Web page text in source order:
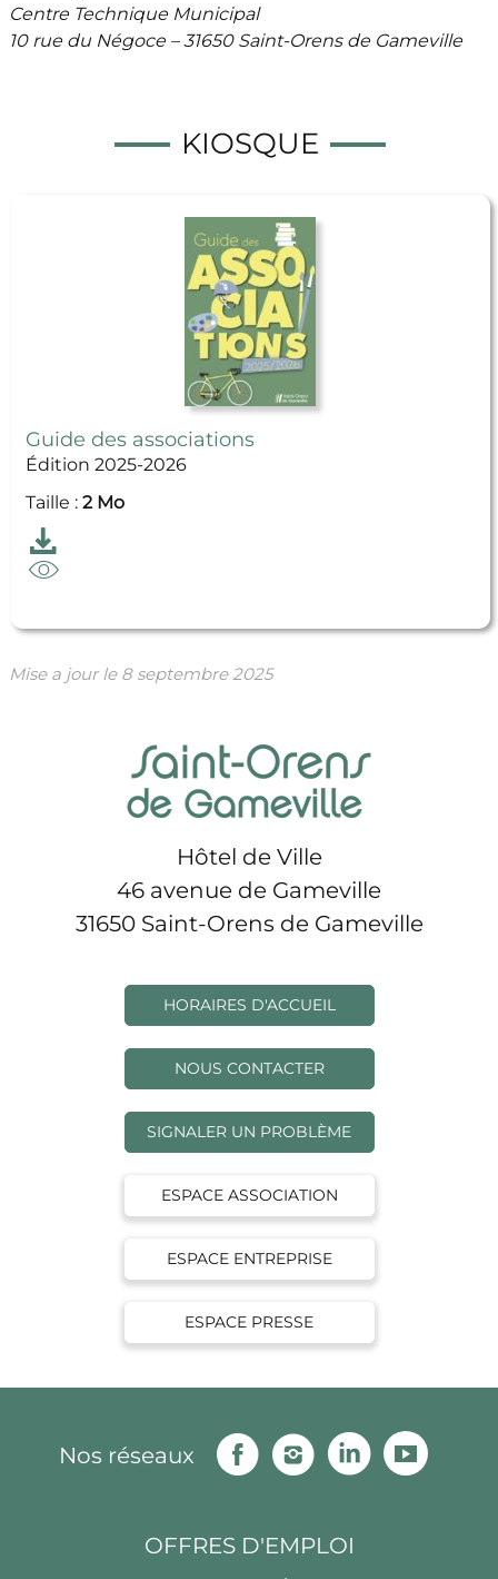
Centre Technique Municipal
10 rue du Négoce – 31650 Saint-Orens de Gameville
KIOSQUE
Guide des associations
Édition 2025-2026
Taille : 2 Mo
Télécharger
Feuilleter
Guide des associations
Mise a jour le 8 septembre 2025
Hôtel de Ville
46 avenue de Gameville
31650 Saint-Orens de Gameville
HORAIRES D'ACCUEIL
NOUS CONTACTER
SIGNALER UN PROBLÈME
ESPACE ASSOCIATION
ESPACE ENTREPRISE
ESPACE PRESSE
Nos réseaux
FacebookInstagramLinkedin
OFFRES D'EMPLOI